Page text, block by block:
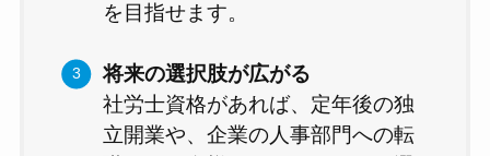
を目指せます。
将来の選択肢が広がる
社労士資格があれば、定年後の独
立開業や、企業の人事部門への転